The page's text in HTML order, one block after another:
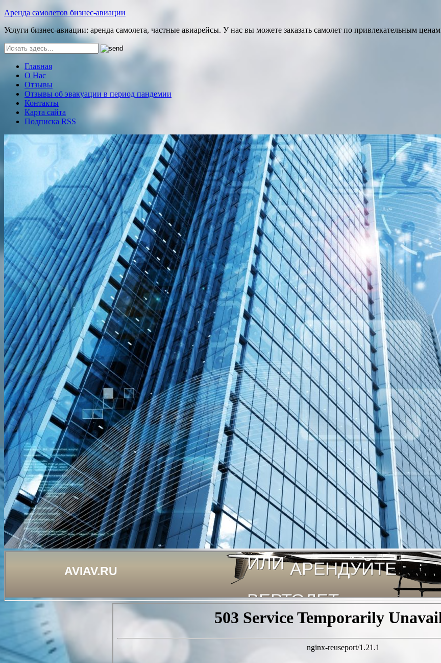
Аренда самолетов бизнес-авиации
Услуги бизнес-авиации: аренда самолета, частные авиарейсы. У нас вы можете заказать самолет по привлекательным ценам
Главная
О Нас
Отзывы
Отзывы об эвакуации в период пандемии
Контакты
Карта сайта
Подписка RSS